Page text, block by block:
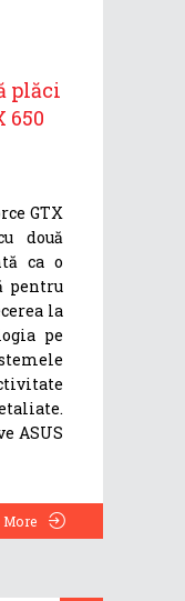
plăci
650
GTX
două
ca o
pentru
la
pe
ASUS
More